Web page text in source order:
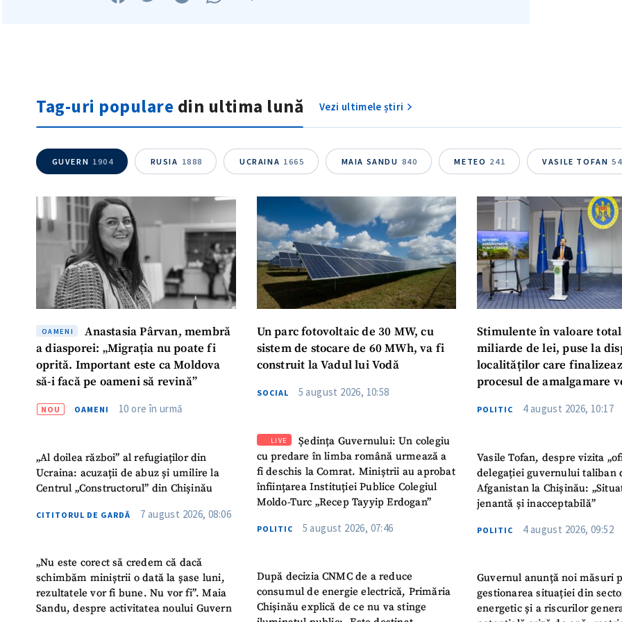
Tag-uri populare din ultima lună Vezi ultimele știri
GUVERN 1904 RUSIA 1888 UCRAINA 1665 MAIA SANDU 840 METEO 241 VASILE TOFAN 54
OAMENI
Anastasia Pârvan, membră
a diasporei: „Migrația nu poate fi
oprită. Important este ca Moldova
să-i facă pe oameni să revină”
NOU OAMENI 10 ore în urmă
„Al doilea război” al refugiaților din
Ucraina: acuzații de abuz și umilire la
Centrul „Constructorul” din Chișinău
CITITORUL DE GARDĂ 7 august 2026, 08:06
„Nu este corect să credem că dacă
schimbăm miniștrii o dată la șase luni,
rezultatele vor fi bune. Nu vor fi”. Maia
Sandu, despre activitatea noului Guvern
Un parc fotovoltaic de 30 MW, cu
sistem de stocare de 60 MWh, va fi
construit la Vadul lui Vodă
SOCIAL 5 august 2026, 10:58
LIVE
Ședința Guvernului: Un colegiu
cu predare în limba română urmează a
fi deschis la Comrat. Miniștrii au aprobat
înființarea Instituției Publice Colegiul
Moldo-Turc „Recep Tayyip Erdogan”
POLITIC 5 august 2026, 07:46
După decizia CNMC de a reduce
consumul de energie electrică, Primăria
Chișinău explică de ce nu va stinge
Stimulente în valoare
miliarde de lei, puse la
localităților care
procesul de amalgamare
POLITIC 4 august 2026, 10:17
Vasile Tofan, despre vizita
delegației guvernului taliban
Afganistan la Chișinău:
jenantă și inacceptabilă”
POLITIC 4 august 2026, 09:52
Guvernul anunță noi măsuri
gestionarea situației din
energetic și a riscurilor